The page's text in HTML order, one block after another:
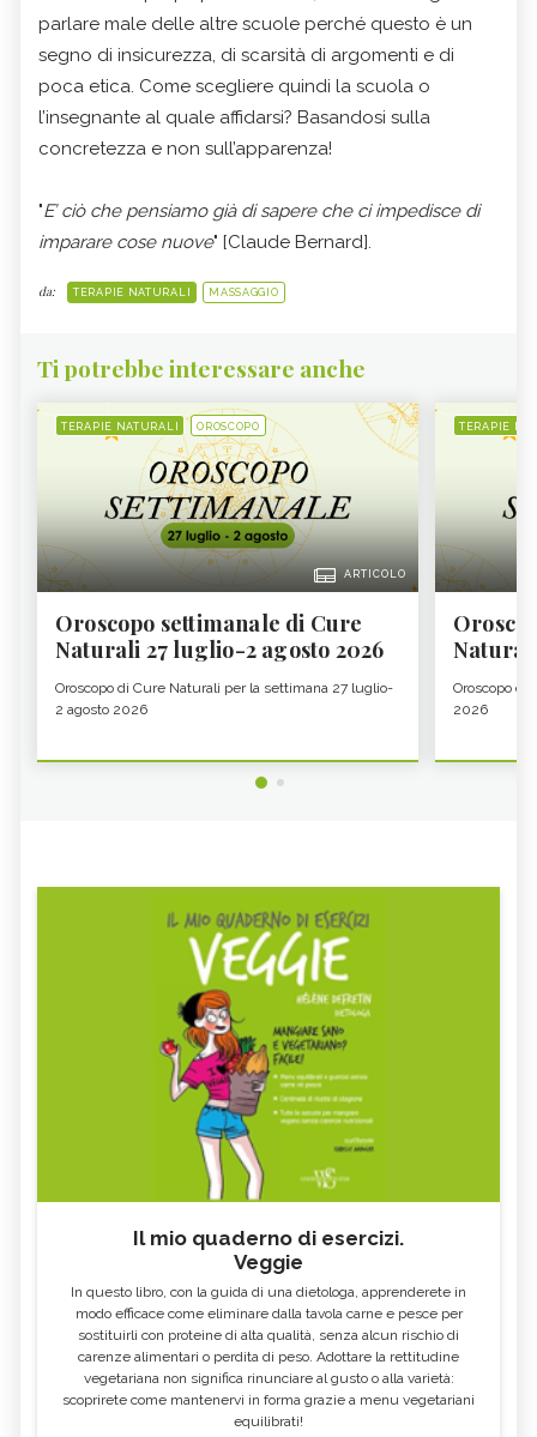
parlare male delle altre scuole perché questo è un
segno di insicurezza, di scarsità di argomenti e di
poca etica. Come scegliere quindi la scuola o
l’insegnante al quale affidarsi? Basandosi sulla
concretezza e non sull’apparenza!
"E’ ciò che pensiamo già di sapere che ci impedisce di
imparare cose nuove" [Claude Bernard].
da: TERAPIE NATURALI MASSAGGIO
Ti potrebbe interessare anche
TERAPIE NATURALI OROSCOPO
ARTICOLO
Oroscopo settimanale di Cure
Naturali 27 luglio-2 agosto 2026
Oroscopo di Cure Naturali per la settimana 27 luglio-
2 agosto 2026
TERAPIE
Oroscopo di
2026
Il mio quaderno di esercizi.
Veggie
In questo libro, con la guida di una dietologa, apprenderete in
modo efficace come eliminare dalla tavola carne e pesce per
sostituirli con proteine di alta qualità, senza alcun rischio di
carenze alimentari o perdita di peso. Adottare la rettitudine
vegetariana non significa rinunciare al gusto o alla varietà:
scoprirete come mantenervi in forma grazie a menu vegetariani
equilibrati!